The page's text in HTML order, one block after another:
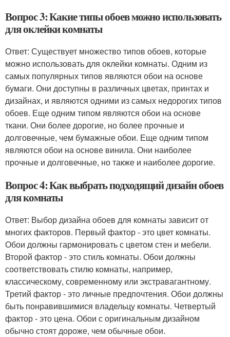
Вопрос 3: Какие типы обоев можно использовать
для оклейки комнаты
Ответ: Существует множество типов обоев, которые
можно использовать для оклейки комнаты. Одним из
самых популярных типов являются обои на основе
бумаги. Они доступны в различных цветах, принтах и
дизайнах, и являются одними из самых недорогих типов
обоев. Еще одним типом являются обои на основе
ткани. Они более дорогие, но более прочные и
долговечные, чем бумажные обои. Еще одним типом
являются обои на основе винила. Они наиболее
прочные и долговечные, но также и наиболее дорогие.
Вопрос 4: Как выбрать подходящий дизайн обоев
для комнаты
Ответ: Выбор дизайна обоев для комнаты зависит от
многих факторов. Первый фактор - это цвет комнаты.
Обои должны гармонировать с цветом стен и мебели.
Второй фактор - это стиль комнаты. Обои должны
соответствовать стилю комнаты, например,
классическому, современному или экстравагантному.
Третий фактор - это личные предпочтения. Обои должны
быть понравившимися владельцу комнаты. Четвертый
фактор - это цена. Обои с оригинальным дизайном
обычно стоят дороже, чем обычные обои.